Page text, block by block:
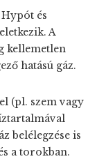
és
A
kellemetlen
hatású gáz.
(pl. szem vagy
belélegzése is
a torokban.